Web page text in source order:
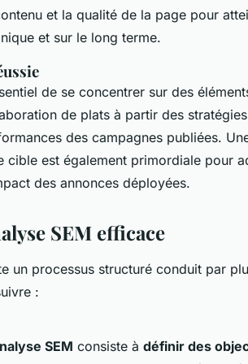
et la qualité de la page pour
et sur le long terme.
de se concentrer sur des
de plats à partir des
des campagnes publiées.
cible est également primordiale pour
des annonces déployées.
SEM efficace
un processus structuré conduit par
:
SEM consiste à définir des